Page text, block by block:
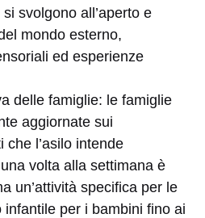
svolgono all’aperto e
mondo esterno,
ed esperienze
delle famiglie: le famiglie
aggiornate sui
che l’asilo intende
volta alla settimana è
un’attività specifica per le
per i bambini fino ai